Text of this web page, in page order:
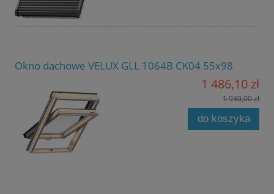
Okno dachowe VELUX GLL 1064B CK04 55x98
1 486,10 zł
1 930,00 zł
do koszyka